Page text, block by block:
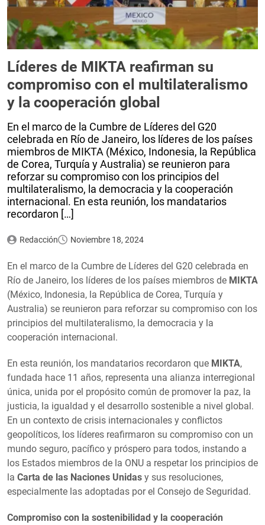
Líderes de MIKTA reafirman su
compromiso con el multilateralismo
y la cooperación global
En el marco de la Cumbre de Líderes del G20
celebrada en Río de Janeiro, los líderes de los países
miembros de MIKTA (México, Indonesia, la República
de Corea, Turquía y Australia) se reunieron para
reforzar su compromiso con los principios del
multilateralismo, la democracia y la cooperación
internacional. En esta reunión, los mandatarios
recordaron […]
Redacción Noviembre 18, 2024
En el marco de la Cumbre de Líderes del G20 celebrada en
Río de Janeiro, los líderes de los países miembros de MIKTA
(México, Indonesia, la República de Corea, Turquía y
Australia) se reunieron para reforzar su compromiso con los
principios del multilateralismo, la democracia y la
cooperación internacional.
En esta reunión, los mandatarios recordaron que MIKTA,
fundada hace 11 años, representa una alianza interregional
única, unida por el propósito común de promover la paz, la
justicia, la igualdad y el desarrollo sostenible a nivel global.
En un contexto de crisis internacionales y conflictos
geopolíticos, los líderes reafirmaron su compromiso con un
mundo seguro, pacífico y próspero para todos, instando a
los Estados miembros de la ONU a respetar los principios de
la Carta de las Naciones Unidas y sus resoluciones,
especialmente las adoptadas por el Consejo de Seguridad.
Compromiso con la sostenibilidad y la cooperación